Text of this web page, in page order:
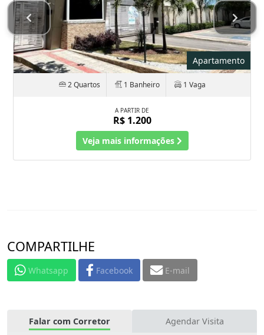
Apartamento
2 Quartos 1 Banheiro 1 Vaga
A PARTIR DE
R$ 1.200
Veja mais informações
COMPARTILHE
Whatsapp Facebook E-mail
Falar com Corretor Agendar Visita